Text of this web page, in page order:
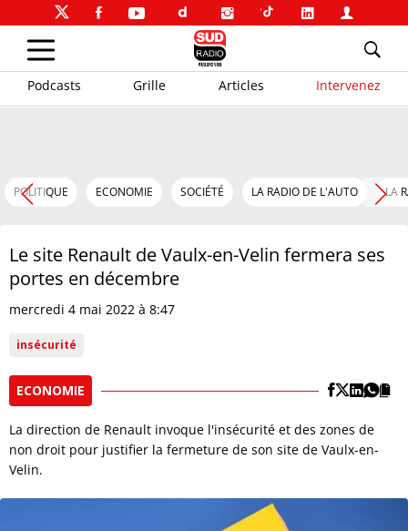
Podcasts Grille Articles Intervenez
POLITIQUE ECONOMIE SOCIÉTÉ LA RADIO DE L'AUTO LA
Le site Renault de Vaulx-en-Velin fermera ses
portes en décembre
mercredi 4 mai 2022 à 8:47
insécurité
ECONOMIE
La direction de Renault invoque l'insécurité et des zones de
non droit pour justifier la fermeture de son site de Vaulx-en-
Velin.